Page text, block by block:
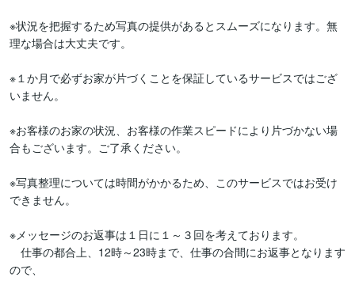
※状況を把握するため写真の提供があるとスムーズになります。無
理な場合は大丈夫です。
※１か月で必ずお家が片づくことを保証しているサービスではござ
いません。
※お客様のお家の状況、お客様の作業スピードにより片づかない場
合もございます。ご了承ください。
※写真整理については時間がかかるため、このサービスではお受け
できません。
※メッセージのお返事は１日に１～３回を考えております。
仕事の都合上、12時～23時まで、仕事の合間にお返事となります
ので、